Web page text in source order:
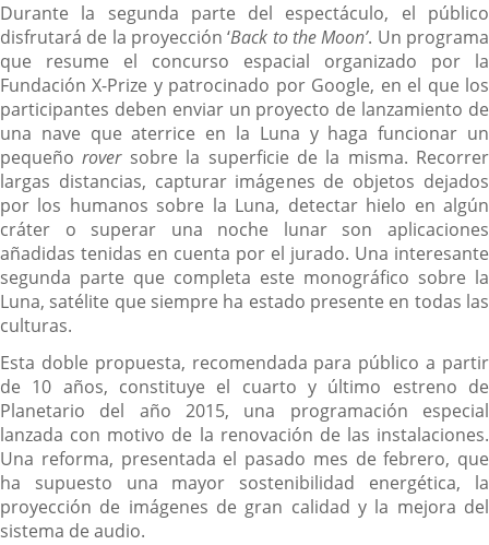
Durante la segunda parte del espectáculo, el público
disfrutará de la proyección ‘Back to the Moon’. Un programa
que resume el concurso espacial organizado por la
Fundación X-Prize y patrocinado por Google, en el que los
participantes deben enviar un proyecto de lanzamiento de
una nave que aterrice en la Luna y haga funcionar un
pequeñoroversobre la superficie de la misma. Recorrer
largas distancias, capturar imágenes de objetos dejados
por los humanos sobre la Luna, detectar hielo en algún
cráter o superar una noche lunar son aplicaciones
añadidas tenidas en cuenta por el jurado. Una interesante
segunda parte que completa este monográfico sobre la
Luna, satélite que siempre ha estado presente en todas las
culturas.
Esta doble propuesta, recomendada para público a partir
de 10 años, constituye el cuarto y último estreno de
Planetario del año 2015, una programación especial
lanzada con motivo de la renovación de las instalaciones.
Una reforma, presentada el pasado mes de febrero, que
ha supuesto una mayor sostenibilidad energética, la
proyección de imágenes de gran calidad y la mejora del
sistema de audio.